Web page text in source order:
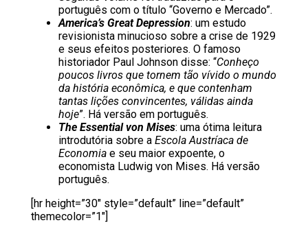
português com o título “Governo e Mercado”.
America’s Great Depression: um estudo
revisionista minucioso sobre a crise de 1929
e seus efeitos posteriores. O famoso
historiador Paul Johnson disse: “Conheço
poucos livros que tornem tão vívido o mundo
da história econômica, e que contenham
tantas lições convincentes, válidas ainda
hoje”. Há versão em português.
The Essential von Mises: uma ótima leitura
introdutória sobre a Escola Austríaca de
Economiae seu maior expoente, o
economista Ludwig von Mises. Há versão
português.
[hr height=”30″ style=”default” line=”default”
themecolor=”1″]